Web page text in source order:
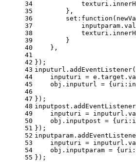
34
35
36
37
38
39
40
41
42
43
44
45
46
47
48
49
50
51
52
53
54
55
        },
set
        }
    },
});
inputurl.addEventListener(
inputuri =
    obj.inputurl = {
uri
});
inputuri =
    obj.inputpost = {
uri
});
inputuri =
    obj.inputparam = {
uri
});